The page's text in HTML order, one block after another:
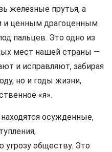
железные прутья, а
и ценным драгоценным
пальцев. Это одно из
мест нашей страны —
и исправляют, забирая
но и годы жизни,
«я».
осужденные,
обществу. Это